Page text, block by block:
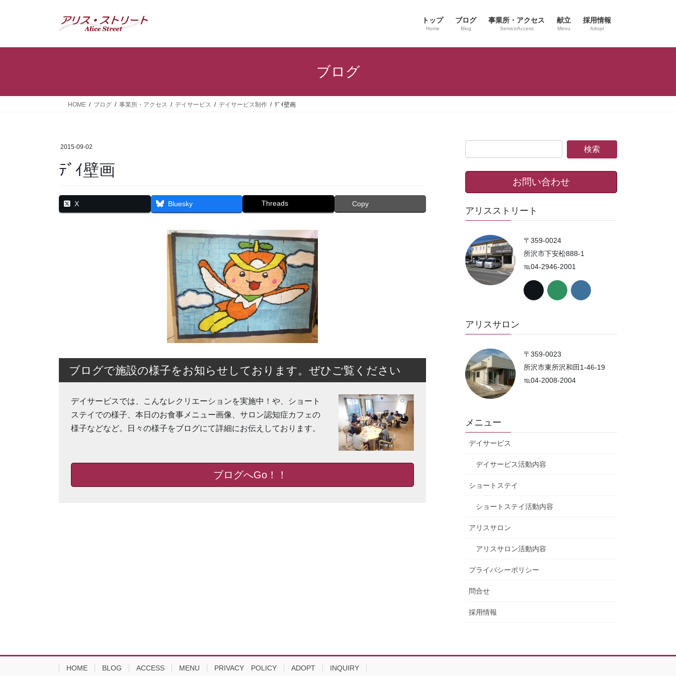
トップ
Home
ブログ
Blog
事業所・アクセス
ServiceAccess
献立
Menu
採用情報
Adopt
ブログ
HOME ブログ 事業所・アクセス デイサービス デイサービス制作 ﾃﾞｲ壁画
2015-09-02
ﾃﾞｲ壁画
X Bluesky Threads Copy
ブログで施設の様子をお知らせしております。ぜひご覧ください
デイサービスでは、こんなレクリエーションを実施中！や、ショート
ステイでの様子、本日のお食事メニュー画像、サロン認知症カフェの
様子などなど。日々の様子をブログにて詳細にお伝えしております。
ブログへGo！！
お問い合わせ
アリスストリート
〒359-0024
所沢市下安松888-1
℡04-2946-2001
アリスサロン
〒359-0023
所沢市東所沢和田1-46-19
℡04-2008-2004
メニュー
デイサービス
デイサービス活動内容
ショートステイ
ショートステイ活動内容
アリスサロン
アリスサロン活動内容
プライバシーポリシー
問合せ
採用情報
HOME BLOG ACCESS MENU PRIVACY POLICY ADOPT INQUIRY